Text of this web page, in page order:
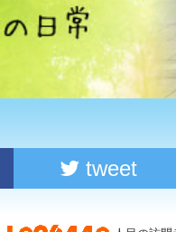
tweet